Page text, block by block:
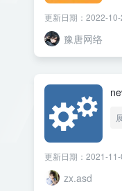
更新日期：2022-
豫唐网络
更新日期：2021-
zx.asd